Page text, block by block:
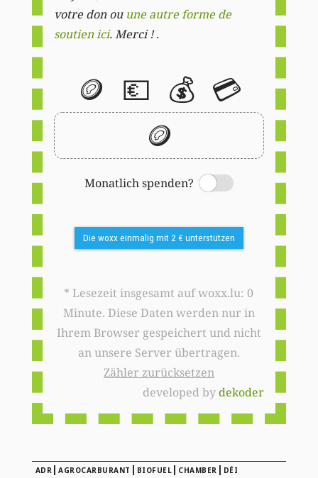
votre don ou une autre forme de
soutien ici. Merci ! .
🪙 💶 💰 💳
🪙
Monatlich spenden?
Switch
Die woxx einmalig mit 2 € unterstützen
* Lesezeit insgesamt auf woxx.lu: 0
Minute. Diese Daten werden nur in
Ihrem Browser gespeichert und nicht
an unsere Server übertragen.
Zähler zurücksetzen
developed bydekoder
ADR |AGROCARBURANT | BIOFUEL | CHAMBER | DÉI